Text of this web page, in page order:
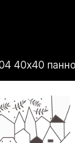
40х40 панно